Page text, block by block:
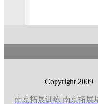
Copyright
南京拓展训练 南京拓展